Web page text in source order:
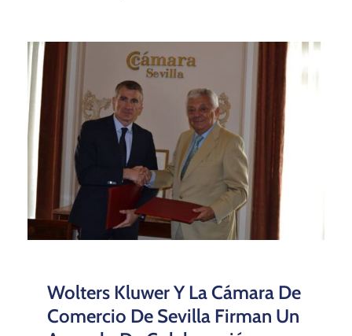
Wolters Kluwer Y La Cámara De
Comercio De Sevilla Firman Un